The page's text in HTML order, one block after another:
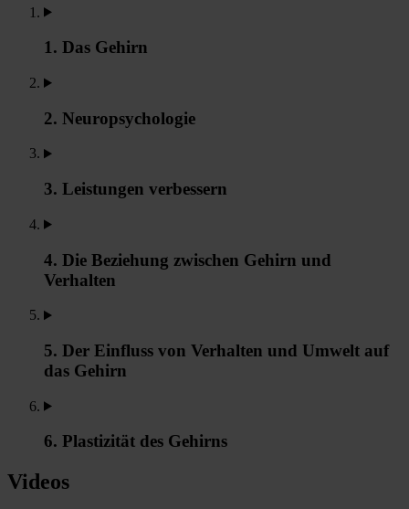
1. Das Gehirn
2. Neuropsychologie
3. Leistungen verbessern
4. Die Beziehung zwischen Gehirn und
Verhalten
5. Der Einfluss von Verhalten und Umwelt auf
das Gehirn
6. Plastizität des Gehirns
Videos